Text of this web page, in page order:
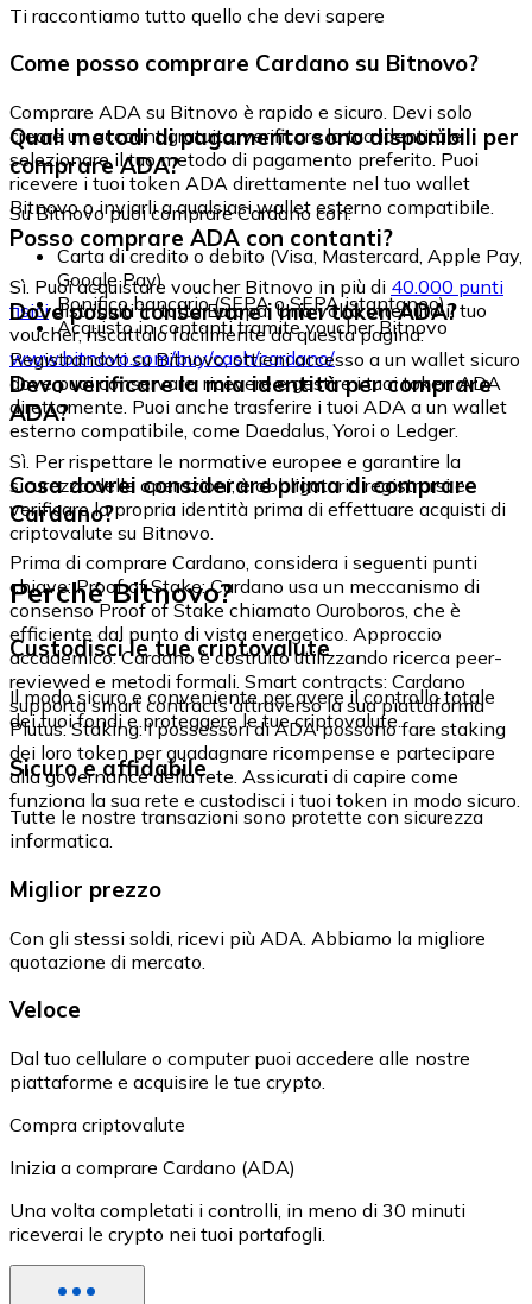
Ti raccontiamo tutto quello che devi sapere
Come posso comprare Cardano su Bitnovo?
Comprare ADA su Bitnovo è rapido e sicuro. Devi solo
creare un account gratuito, verificare la tua identità e
selezionare il tuo metodo di pagamento preferito. Puoi
ricevere i tuoi token ADA direttamente nel tuo wallet
Bitnovo o inviarli a qualsiasi wallet esterno compatibile.
Quali metodi di pagamento sono disponibili per
comprare ADA?
Su Bitnovo puoi comprare Cardano con:
Carta di credito o debito (Visa, Mastercard, Apple Pay,
Google Pay)
Bonifico bancario (SEPA o SEPA istantaneo)
Acquisto in contanti tramite voucher Bitnovo
Posso comprare ADA con contanti?
Sì. Puoi acquistare voucher Bitnovo in più di 40.000 punti
fisicidistribuiti in tutta Europa. Una volta ottenuto il tuo
voucher, riscattalo facilmente da questa pagina:
www.bitnovo.com/buy/cash/cardano/
Dove posso conservare i miei token ADA?
Registrandoti su Bitnovo, ottieni accesso a un wallet sicuro
dove puoi conservare, ricevere e gestire i tuoi token ADA
direttamente. Puoi anche trasferire i tuoi ADA a un wallet
esterno compatibile, come Daedalus, Yoroi o Ledger.
Devo verificare la mia identità per comprare
ADA?
Sì. Per rispettare le normative europee e garantire la
sicurezza delle operazioni, è obbligatorio registrarsi e
verificare la propria identità prima di effettuare acquisti di
criptovalute su Bitnovo.
Cosa dovrei considerare prima di comprare
Cardano?
Prima di comprare Cardano, considera i seguenti punti
chiave: Proof of Stake: Cardano usa un meccanismo di
consenso Proof of Stake chiamato Ouroboros, che è
efficiente dal punto di vista energetico. Approccio
accademico: Cardano è costruito utilizzando ricerca peer-
reviewed e metodi formali. Smart contracts: Cardano
supporta smart contracts attraverso la sua piattaforma
Plutus. Staking: I possessori di ADA possono fare staking
dei loro token per guadagnare ricompense e partecipare
alla governance della rete. Assicurati di capire come
funziona la sua rete e custodisci i tuoi token in modo sicuro.
Perché Bitnovo?
Custodisci le tue criptovalute
Il modo sicuro e conveniente per avere il controllo totale
dei tuoi fondi e proteggere le tue criptovalute.
Sicuro e affidabile
Tutte le nostre transazioni sono protette con sicurezza
informatica.
Miglior prezzo
Con gli stessi soldi, ricevi più ADA. Abbiamo la migliore
quotazione di mercato.
Veloce
Dal tuo cellulare o computer puoi accedere alle nostre
piattaforme e acquisire le tue crypto.
Compra criptovalute
Inizia a comprare Cardano (ADA)
Una volta completati i controlli, in meno di 30 minuti
riceverai le crypto nei tuoi portafogli.